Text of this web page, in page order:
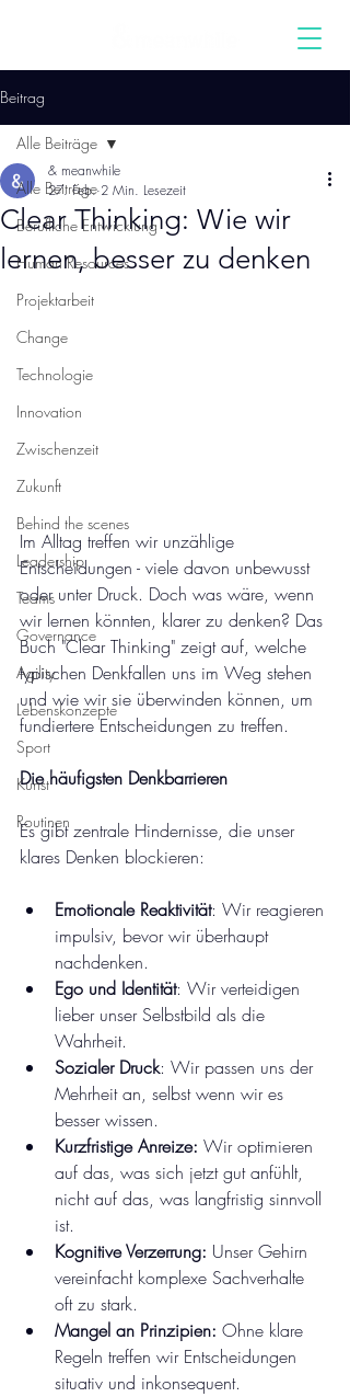
Beitrag
Alle Beiträge
Berufliche Entwicklung
Human Resources
Projektarbeit
Change
Technologie
Innovation
Zwischenzeit
Zukunft
Behind the scenes
Leadership
Teams
Governance
Agility
Lebenskonzepte
Sport
Kunst
Routinen
Alle Beiträge
Clear Thinking: Wie wir
lernen, besser zu denken
& meanwhile
27. Feb. 2 Min. Lesezeit
Im Alltag treffen wir unzählige
Entscheidungen - viele davon unbewusst
oder unter Druck. Doch was wäre, wenn
wir lernen könnten, klarer zu denken? Das
Buch "Clear Thinking" zeigt auf, welche
typischen Denkfallen uns im Weg stehen
und wie wir sie überwinden können, um
fundiertere Entscheidungen zu treffen.
Die häufigsten Denkbarrieren
Es gibt zentrale Hindernisse, die unser
klares Denken blockieren:
Emotionale Reaktivität: Wir reagieren
impulsiv, bevor wir überhaupt
nachdenken.
Ego und Identität: Wir verteidigen
lieber unser Selbstbild als die
Wahrheit.
Sozialer Druck: Wir passen uns der
Mehrheit an, selbst wenn wir es
besser wissen.
Kurzfristige Anreize: Wir optimieren
auf das, was sich jetzt gut anfühlt,
nicht auf das, was langfristig sinnvoll
ist.
Kognitive Verzerrung: Unser Gehirn
vereinfacht komplexe Sachverhalte
oft zu stark.
Mangel an Prinzipien: Ohne klare
Regeln treffen wir Entscheidungen
situativ und inkonsequent.